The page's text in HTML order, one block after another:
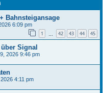
Bahnsteigansage
6:09 pm
1 42 43 44 45
Signal
2026 9:46 pm
4:11 pm